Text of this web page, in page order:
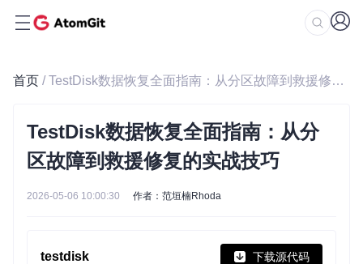
首页 / TestDisk数据恢复全面指南：从分区故障到救援修复的实战技巧
TestDisk数据恢复全面指南：从分
区故障到救援修复的实战技巧
2026-05-06 10:00:30 作者：范垣楠Rhoda
testdisk 下载源代码